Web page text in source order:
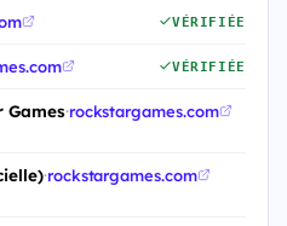
VÉRIFIÉE
VÉRIFIÉE
Games·rockstargames.com
·rockstargames.com